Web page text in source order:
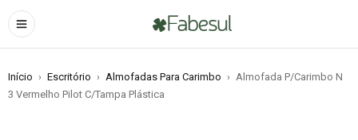
Início › Escritório › Almofadas Para Carimbo › Almofada P/Carimbo N
3 Vermelho Pilot C/Tampa Plástica